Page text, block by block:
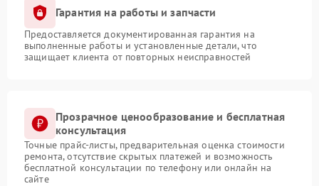
Гарантия на работы и запчасти
Предоставляется документированная гарантия на
выполненные работы и установленные детали, что
защищает клиента от повторных неисправностей
Прозрачное ценообразование и бесплатная
консультация
Точные прайс-листы, предварительная оценка стоимости
ремонта, отсутствие скрытых платежей и возможность
бесплатной консультации по телефону или онлайн на
сайте